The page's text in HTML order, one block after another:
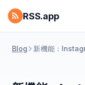
RSS.app
Blog 新機能：